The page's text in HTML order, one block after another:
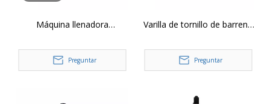
Máquina llenadora
polvo a prueba de polvo DF-
A
Preguntar
Varilla de tornillo de barrena
acero inoxidable Φ21-69
mm para máquina de
Preguntar